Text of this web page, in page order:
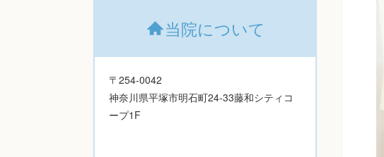
当院について
〒254-0042
神奈川県平塚市明石町24-33藤和シティコ
ープ1F